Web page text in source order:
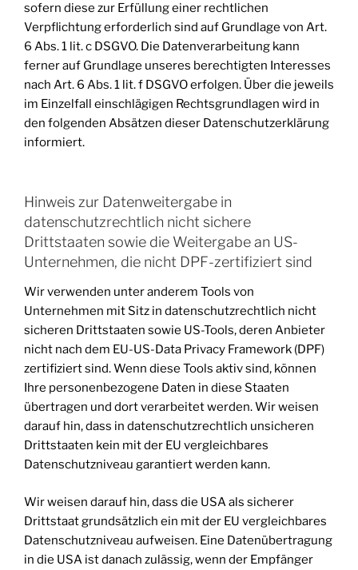
sofern diese zur Erfüllung einer rechtlichen
Verpflichtung erforderlich sind auf Grundlage von Art.
6 Abs. 1 lit. c DSGVO. Die Datenverarbeitung kann
ferner auf Grundlage unseres berechtigten Interesses
nach Art. 6 Abs. 1 lit. f DSGVO erfolgen. Über die jeweils
im Einzelfall einschlägigen Rechtsgrundlagen wird in
den folgenden Absätzen dieser Datenschutzerklärung
informiert.
Hinweis zur Datenweitergabe in
datenschutzrechtlich nicht sichere
Drittstaaten sowie die Weitergabe an US-
Unternehmen, die nicht DPF-zertifiziert sind
Wir verwenden unter anderem Tools von
Unternehmen mit Sitz in datenschutzrechtlich nicht
sicheren Drittstaaten sowie US-Tools, deren Anbieter
nicht nach dem EU-US-Data Privacy Framework (DPF)
zertifiziert sind. Wenn diese Tools aktiv sind, können
Ihre personenbezogene Daten in diese Staaten
übertragen und dort verarbeitet werden. Wir weisen
darauf hin, dass in datenschutzrechtlich unsicheren
Drittstaaten kein mit der EU vergleichbares
Datenschutzniveau garantiert werden kann.
Wir weisen darauf hin, dass die USA als sicherer
Drittstaat grundsätzlich ein mit der EU vergleichbares
Datenschutzniveau aufweisen. Eine Datenübertragung
in die USA ist danach zulässig, wenn der Empfänger